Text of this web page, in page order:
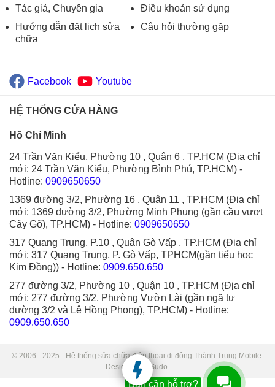
Tác giả, Chuyên gia
Hướng dẫn đặt lịch sửa
chữa
Điều khoản sử dụng
Câu hỏi thường gặp
Facebook Youtube
HỆ THỐNG CỬA HÀNG
Hồ Chí Minh
24 Trần Văn Kiểu, Phường 10 , Quận 6 , TP.HCM (Địa chỉ
mới: 24 Trần Văn Kiểu, Phường Bình Phú, TP.HCM) -
Hotline: 0909650650
1369 đường 3/2, Phường 16 , Quận 11 , TP.HCM (Địa chỉ
mới: 1369 đường 3/2, Phường Minh Phụng (gần cầu vượt
Cây Gõ), TP.HCM) - Hotline: 0909650650
317 Quang Trung, P.10 , Quận Gò Vấp , TP.HCM (Địa chỉ
mới: 317 Quang Trung, P. Gò Vấp, TPHCM(gần tiểu học
Kim Đồng)) - Hotline: 0909.650.650
277 đường 3/2, Phường 10 , Quận 10 , TP.HCM (Địa chỉ
mới: 277 đường 3/2, Phường Vườn Lài (gần ngã tư
đường 3/2 và Lê Hồng Phong), TP.HCM) - Hotline:
0909.650.650
© 2006 - 2025 - Hệ thống sửa chữa điện thoại di động Thành Trung Mobile.
Designed by Sudo.
Bạn cần hỗ trợ?